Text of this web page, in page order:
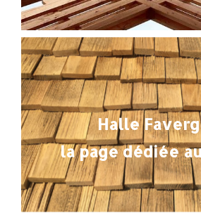
Halle
la page dédiée